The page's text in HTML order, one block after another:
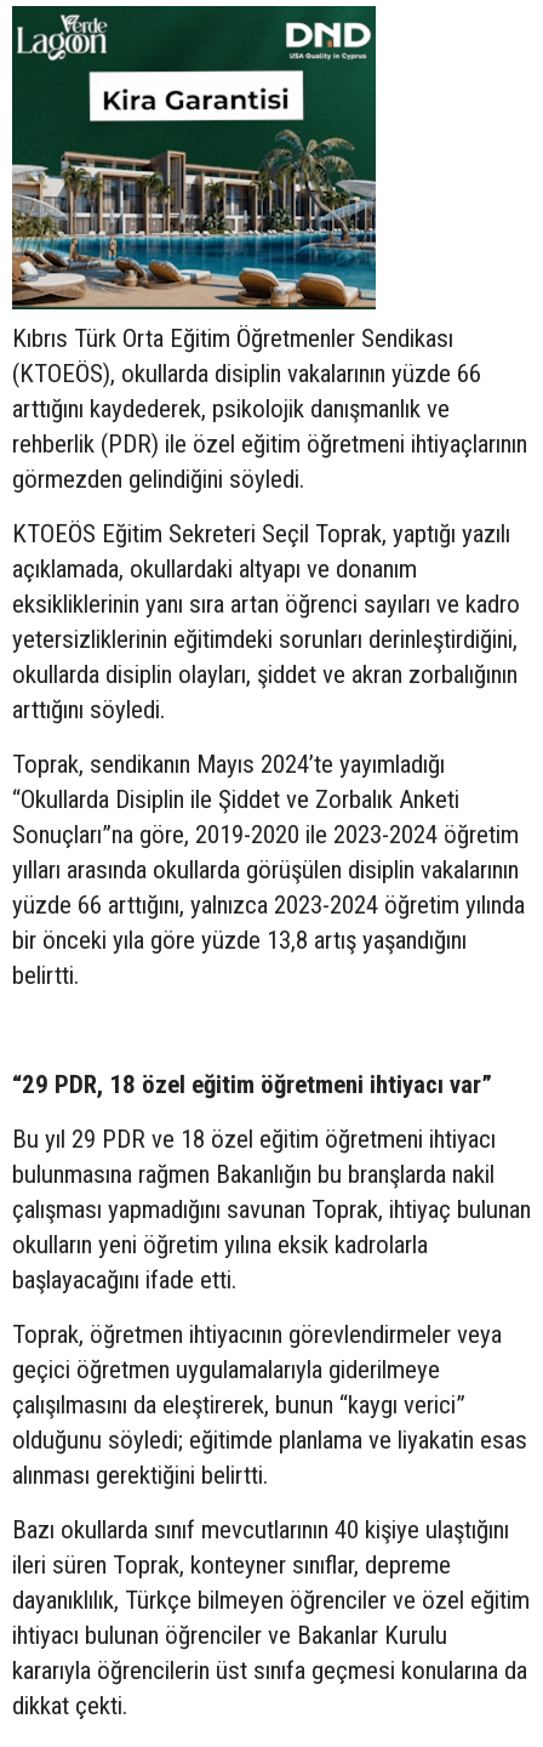
Kıbrıs Türk Orta Eğitim Öğretmenler Sendikası
(KTOEÖS), okullarda disiplin vakalarının yüzde 66
arttığını kaydederek, psikolojik danışmanlık ve
rehberlik (PDR) ile özel eğitim öğretmeni ihtiyaçlarının
görmezden gelindiğini söyledi.
KTOEÖS Eğitim Sekreteri Seçil Toprak, yaptığı yazılı
açıklamada, okullardaki altyapı ve donanım
eksikliklerinin yanı sıra artan öğrenci sayıları ve kadro
yetersizliklerinin eğitimdeki sorunları derinleştirdiğini,
okullarda disiplin olayları, şiddet ve akran zorbalığının
arttığını söyledi.
Toprak, sendikanın Mayıs 2024’te yayımladığı
“Okullarda Disiplin ile Şiddet ve Zorbalık Anketi
Sonuçları”na göre, 2019-2020 ile 2023-2024 öğretim
yılları arasında okullarda görüşülen disiplin vakalarının
yüzde 66 arttığını, yalnızca 2023-2024 öğretim yılında
bir önceki yıla göre yüzde 13,8 artış yaşandığını
belirtti.
“29 PDR, 18 özel eğitim öğretmeni ihtiyacı var”
Bu yıl 29 PDR ve 18 özel eğitim öğretmeni ihtiyacı
bulunmasına rağmen Bakanlığın bu branşlarda nakil
çalışması yapmadığını savunan Toprak, ihtiyaç bulunan
okulların yeni öğretim yılına eksik kadrolarla
başlayacağını ifade etti.
Toprak, öğretmen ihtiyacının görevlendirmeler veya
geçici öğretmen uygulamalarıyla giderilmeye
çalışılmasını da eleştirerek, bunun “kaygı verici”
olduğunu söyledi; eğitimde planlama ve liyakatin esas
alınması gerektiğini belirtti.
Bazı okullarda sınıf mevcutlarının 40 kişiye ulaştığını
ileri süren Toprak, konteyner sınıflar, depreme
dayanıklılık, Türkçe bilmeyen öğrenciler ve özel eğitim
ihtiyacı bulunan öğrenciler ve Bakanlar Kurulu
kararıyla öğrencilerin üst sınıfa geçmesi konularına da
dikkat çekti.